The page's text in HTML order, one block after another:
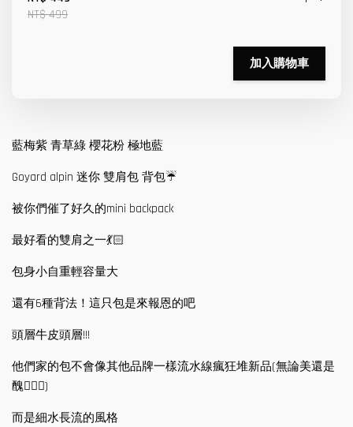
NT$ 499
加入購物車
藍梅紫 青草綠 櫻花粉 極地藍
Goyard alpin 迷你 雙肩包 背包☔️
被你們催了好久的mini backpack
最好看的雙肩之一💃🏻
包身小自重輕容量大
還有6種背法！這只包是來報恩的吧
頭層牛皮頭層!!!
他們家的包不會像其他品牌一樣流水線瘋狂堆新品(無論美還是
醜🤦🏻‍♀️)
而是細水長流的風格